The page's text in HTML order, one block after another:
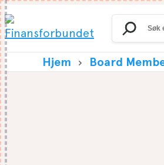
Search
for:
Hjem Board